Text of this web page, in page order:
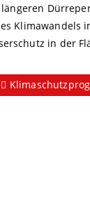
in der